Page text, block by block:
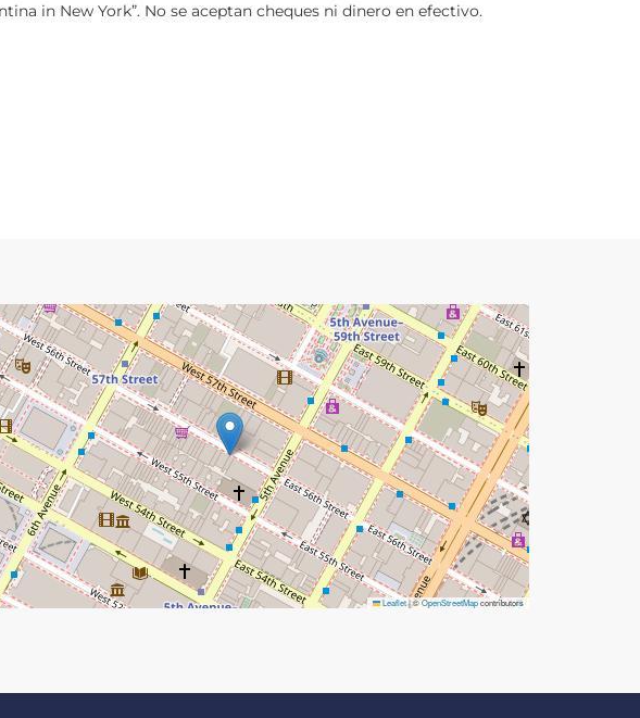
in New York”. No se aceptan cheques ni dinero en efectivo.
Leaflet|©OpenStreetMapcontributors